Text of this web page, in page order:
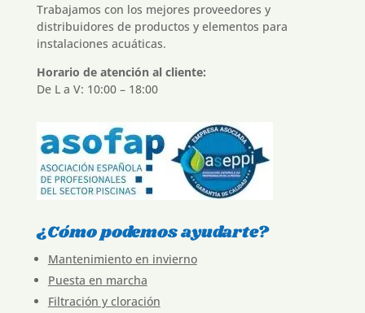
Trabajamos con los mejores proveedores y
distribuidores de productos y elementos para
instalaciones acuáticas.
Horario de atención al cliente:
De L a V: 10:00 – 18:00
¿Cómo podemos ayudarte?
Mantenimiento en invierno
Puesta en marcha
Filtración y cloración